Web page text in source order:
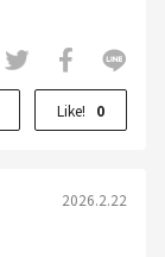
Like! 0
2026.2.22